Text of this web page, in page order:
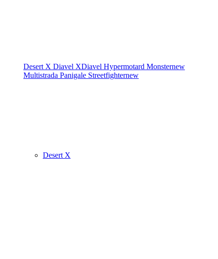
Desert X Diavel XDiavel Hypermotard Monsternew
Multistrada Panigale Streetfighternew
Desert X